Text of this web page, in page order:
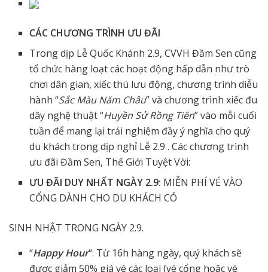
CÁC CHƯƠNG TRÌNH ƯU ĐÃI
Trong dịp Lễ Quốc Khánh 2.9, CVVH Đầm Sen cũng
tổ chức hàng loạt các hoạt động hấp dẫn như trò
chơi dân gian, xiếc thú lưu động, chương trình diễu
hành “Sắc Màu Năm Châu” và chương trình xiếc đu
dây nghệ thuật “Huyền Sử Rồng Tiên” vào mỗi cuối
tuần để mang lại trải nghiệm đầy ý nghĩa cho quý
du khách trong dịp nghỉ Lễ 2.9 . Các chương trình
ưu đãi Đầm Sen, Thế Giới Tuyệt Vời:
ƯU ĐÃI DUY NHẤT NGÀY 2.9: MIỄN PHÍ VÉ VÀO
CỔNG DÀNH CHO DU KHÁCH CÓ
SINH NHẬT TRONG NGÀY 2.9.
“Happy Hour“: Từ 16h hàng ngày, quý khách sẽ
được giảm 50% giá vé các loại (vé cổng hoặc vé